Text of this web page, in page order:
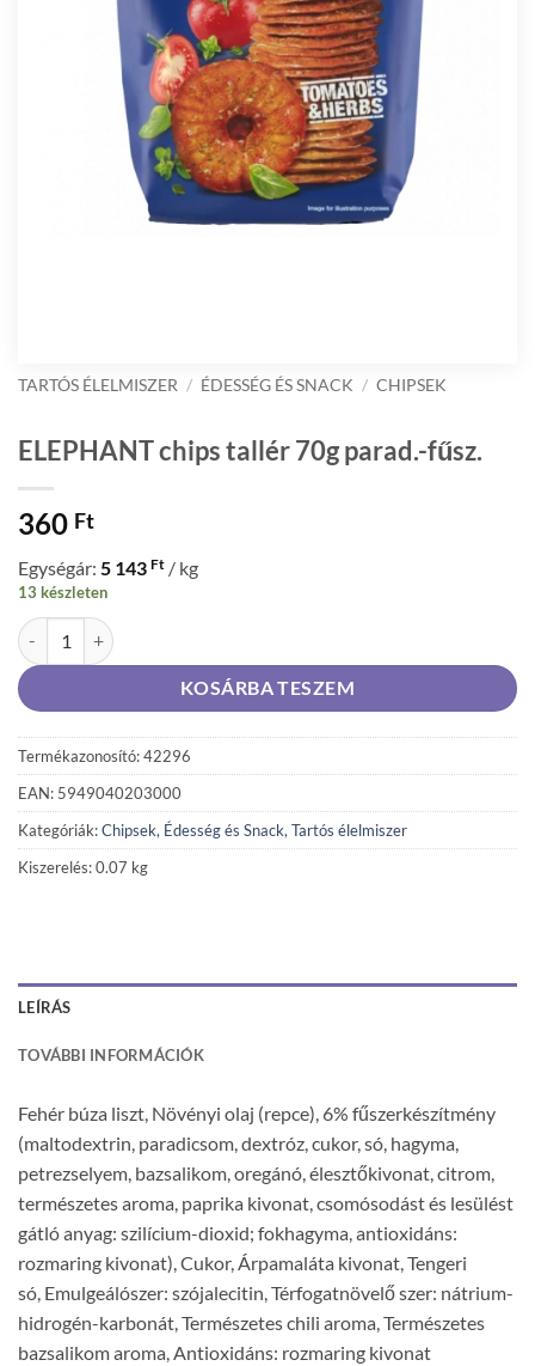
TARTÓS ÉLELMISZER / ÉDESSÉG ÉS SNACK / CHIPSEK
ELEPHANT chips tallér 70g parad.-fűsz.
360 Ft
Egységár: 5 143 Ft / kg
13 készleten
ELEPHANT chips tallér 70g parad.-fűsz. mennyiség
KOSÁRBA TESZEM
Termékazonosító: 42296
EAN: 5949040203000
Kategóriák:Chipsek, Édesség és Snack, Tartós élelmiszer
Kiszerelés: 0.07 kg
LEÍRÁS
TOVÁBBI INFORMÁCIÓK
Fehér búza liszt, Növényi olaj (repce), 6% fűszerkészítmény
(maltodextrin, paradicsom, dextróz, cukor, só, hagyma,
petrezselyem, bazsalikom, oregánó, élesztőkivonat, citrom,
természetes aroma, paprika kivonat, csomósodást és lesülést
gátló anyag: szilícium-dioxid; fokhagyma, antioxidáns:
rozmaring kivonat), Cukor, Árpamaláta kivonat, Tengeri
só, Emulgeálószer: szójalecitin, Térfogatnövelő szer: nátrium-
hidrogén-karbonát, Természetes chili aroma, Természetes
bazsalikom aroma, Antioxidáns: rozmaring kivonat